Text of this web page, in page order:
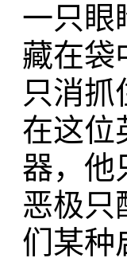
一只眼
藏在袋
只消
在这位
器，他
恶极只
们某种